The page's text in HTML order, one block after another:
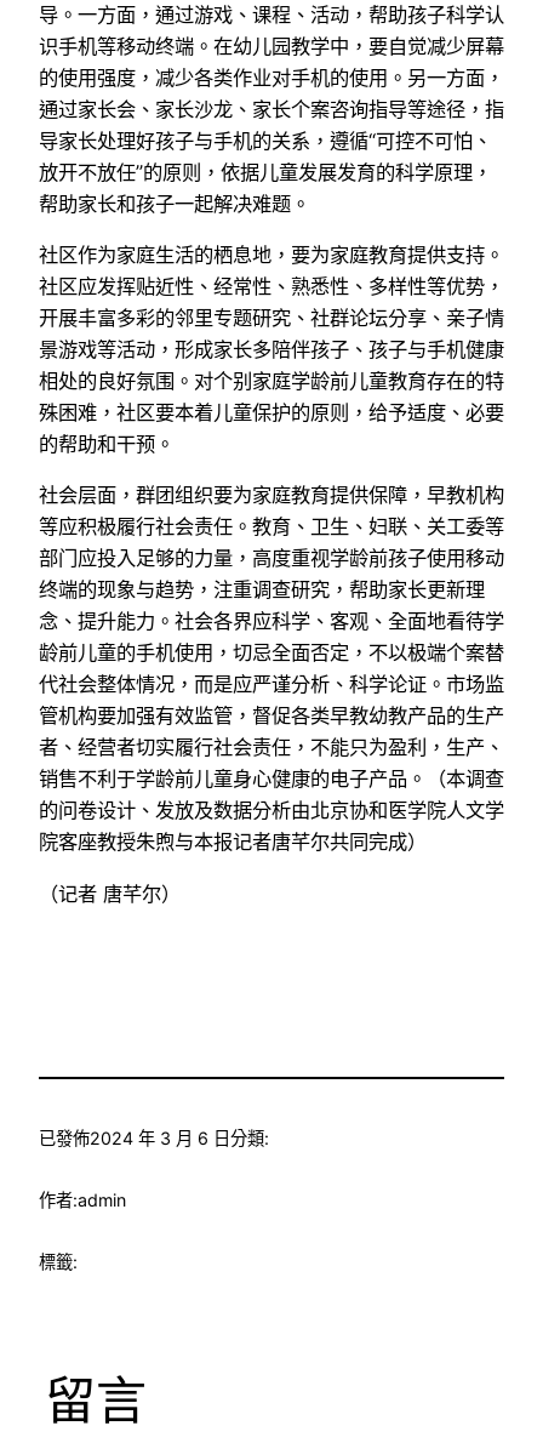
导。一方面，通过游戏、课程、活动，帮助孩子科学认
识手机等移动终端。在幼儿园教学中，要自觉减少屏幕
的使用强度，减少各类作业对手机的使用。另一方面，
通过家长会、家长沙龙、家长个案咨询指导等途径，指
导家长处理好孩子与手机的关系，遵循“可控不可怕、
放开不放任”的原则，依据儿童发展发育的科学原理，
帮助家长和孩子一起解决难题。
社区作为家庭生活的栖息地，要为家庭教育提供支持。
社区应发挥贴近性、经常性、熟悉性、多样性等优势，
开展丰富多彩的邻里专题研究、社群论坛分享、亲子情
景游戏等活动，形成家长多陪伴孩子、孩子与手机健康
相处的良好氛围。对个别家庭学龄前儿童教育存在的特
殊困难，社区要本着儿童保护的原则，给予适度、必要
的帮助和干预。
社会层面，群团组织要为家庭教育提供保障，早教机构
等应积极履行社会责任。教育、卫生、妇联、关工委等
部门应投入足够的力量，高度重视学龄前孩子使用移动
终端的现象与趋势，注重调查研究，帮助家长更新理
念、提升能力。社会各界应科学、客观、全面地看待学
龄前儿童的手机使用，切忌全面否定，不以极端个案替
代社会整体情况，而是应严谨分析、科学论证。市场监
管机构要加强有效监管，督促各类早教幼教产品的生产
者、经营者切实履行社会责任，不能只为盈利，生产、
销售不利于学龄前儿童身心健康的电子产品。（本调查
的问卷设计、发放及数据分析由北京协和医学院人文学
院客座教授朱煦与本报记者唐芊尔共同完成）
（记者 唐芊尔）
已發佈2024 年 3 月 6 日分類:
作者:admin
標籤:
留言